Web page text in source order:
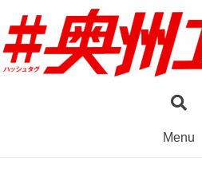
to
content
Menu